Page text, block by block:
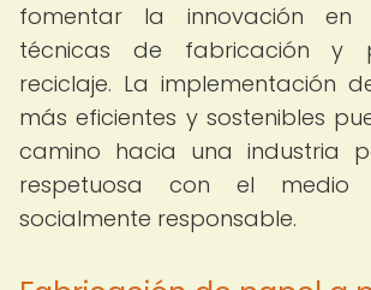
fomentar la innovación en
técnicas de fabricación y
reciclaje. La implementación
más eficientes y sostenibles
camino hacia una industria
respetuosa con el medio
socialmente responsable.